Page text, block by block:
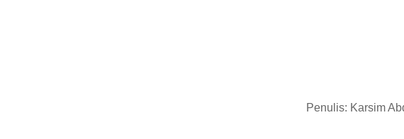
Penulis: Karsim